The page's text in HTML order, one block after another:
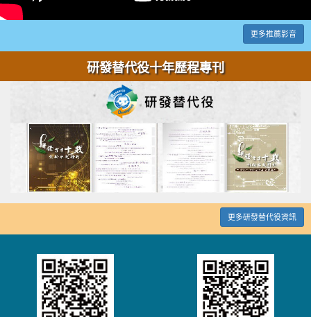
更多推薦影音
研發替代役十年歷程專刊
更多研發替代役資訊